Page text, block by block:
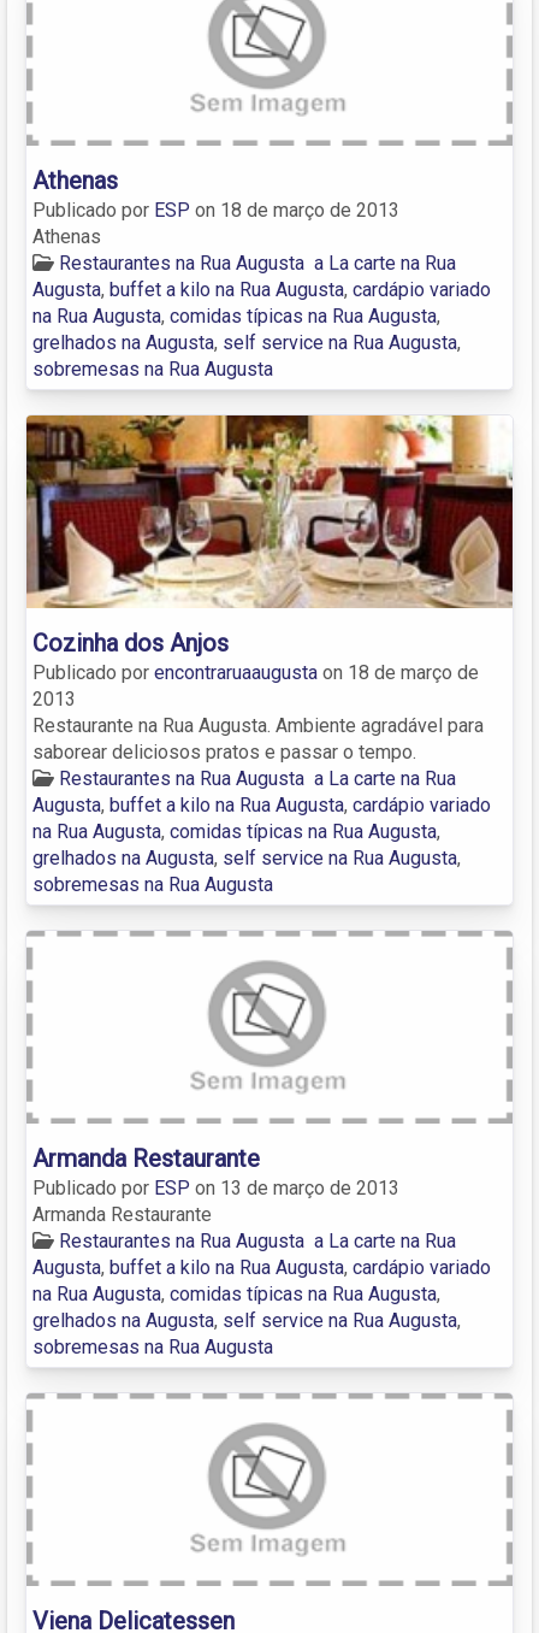
Athenas
Publicado por ESP on 18 de março de 2013
Athenas
Restaurantes na Rua Augusta a La carte na Rua
Augusta, buffet a kilo na Rua Augusta, cardápio variado
na Rua Augusta, comidas típicas na Rua Augusta,
grelhados na Augusta, self service na Rua Augusta,
sobremesas na Rua Augusta
Cozinha dos Anjos
Publicado por encontraruaaugusta on 18 de março de
2013
Restaurante na Rua Augusta. Ambiente agradável para
saborear deliciosos pratos e passar o tempo.
Restaurantes na Rua Augusta a La carte na Rua
Augusta, buffet a kilo na Rua Augusta, cardápio variado
na Rua Augusta, comidas típicas na Rua Augusta,
grelhados na Augusta, self service na Rua Augusta,
sobremesas na Rua Augusta
Armanda Restaurante
Publicado por ESP on 13 de março de 2013
Armanda Restaurante
Restaurantes na Rua Augusta a La carte na Rua
Augusta, buffet a kilo na Rua Augusta, cardápio variado
na Rua Augusta, comidas típicas na Rua Augusta,
grelhados na Augusta, self service na Rua Augusta,
sobremesas na Rua Augusta
Viena Delicatessen